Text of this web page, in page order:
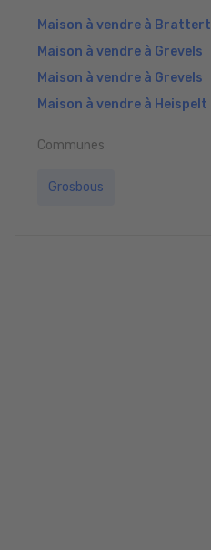
Maison à vendre à Brattert
Maison à vendre à Grevels
Maison à vendre à Grevels
Maison à vendre à Heispelt
Communes
Grosbous